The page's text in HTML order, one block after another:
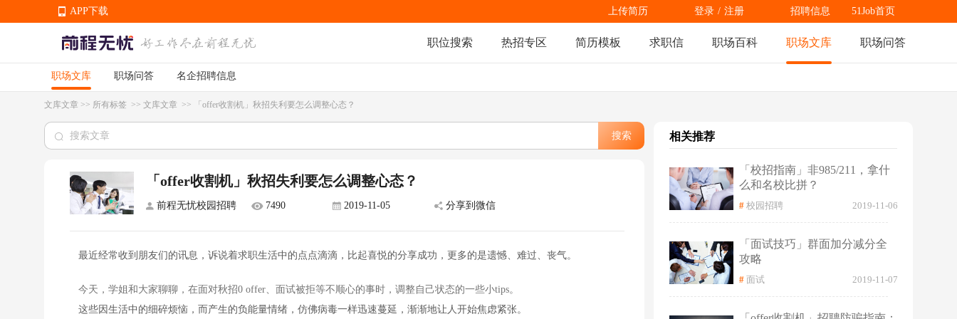
APP下载
APP下载
招聘信息 51Job首页
登录 / 注册
上传简历
职位搜索 热招专区 简历模板 求职信 职场百科 职场文库 职场问答
职场文库 职场问答 名企招聘信息
文库文章 >> 所有标签 >> 文库文章 >> 「offer收割机」秋招失利要怎么调整心态？
搜索
「offer收割机」秋招失利要怎么调整心态？
前程无忧校园招聘 7490 2019-11-05 分享到微信
最近经常收到朋友们的讯息，诉说着求职生活中的点点滴滴，比起喜悦的分享成功，更多的是遗憾、难过、丧气。
今天，学姐和大家聊聊，在面对秋招0 offer、面试被拒等不顺心的事时，调整自己状态的一些小tips。
这些因生活中的细碎烦恼，而产生的负能量情绪，仿佛病毒一样迅速蔓延，渐渐地让人开始焦虑紧张。
相关推荐
「校招指南」非985/211，拿什
么和名校比拼？
# 校园招聘 2019-11-06
「面试技巧」群面加分减分全
攻略
# 面试 2019-11-07